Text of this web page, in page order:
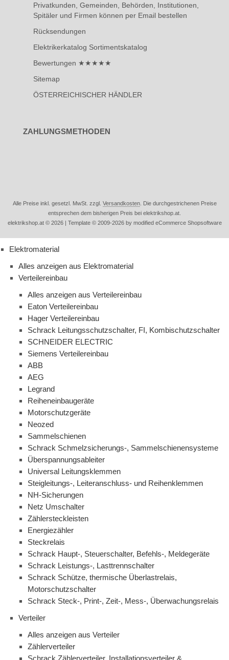
Privatkunden, Gemeinden, Behörden, Institutionen,
Spitäler und Firmen können per Email bestellen
Rücksendungen
Elektrikerkatalog Sortimentskatalog
Bewertungen ★★★★★
Sitemap
ÖSTERREICHISCHER HÄNDLER
ZAHLUNGSMETHODEN
Alle Preise inkl. gesetzl. MwSt. zzgl. Versandkosten. Die durchgestrichenen Preise
entsprechen dem bisherigen Preis bei elektrikshop.at.
elektrikshop.at © 2026 | Template © 2009-2026 by modified eCommerce Shopsoftware
Elektromaterial
Alles anzeigen aus Elektromaterial
Verteilereinbau
Alles anzeigen aus Verteilereinbau
Eaton Verteilereinbau
Hager Verteilereinbau
Schrack Leitungsschutzschalter, FI, Kombischutzschalter
SCHNEIDER ELECTRIC
Siemens Verteilereinbau
ABB
AEG
Legrand
Reiheneinbaugeräte
Motorschutzgeräte
Neozed
Sammelschienen
Schrack Schmelzsicherungs-, Sammelschienensysteme
Überspannungsableiter
Universal Leitungsklemmen
Steigleitungs-, Leiteranschluss- und Reihenklemmen
NH-Sicherungen
Netz Umschalter
Zählersteckleisten
Energiezähler
Steckrelais
Schrack Haupt-, Steuerschalter, Befehls-, Meldegeräte
Schrack Leistungs-, Lasttrennschalter
Schrack Schütze, thermische Überlastrelais,
Motorschutzschalter
Schrack Steck-, Print-, Zeit-, Mess-, Überwachungsrelais
Verteiler
Alles anzeigen aus Verteiler
Zählerverteiler
Schrack Zählerverteiler, Installationsverteiler &